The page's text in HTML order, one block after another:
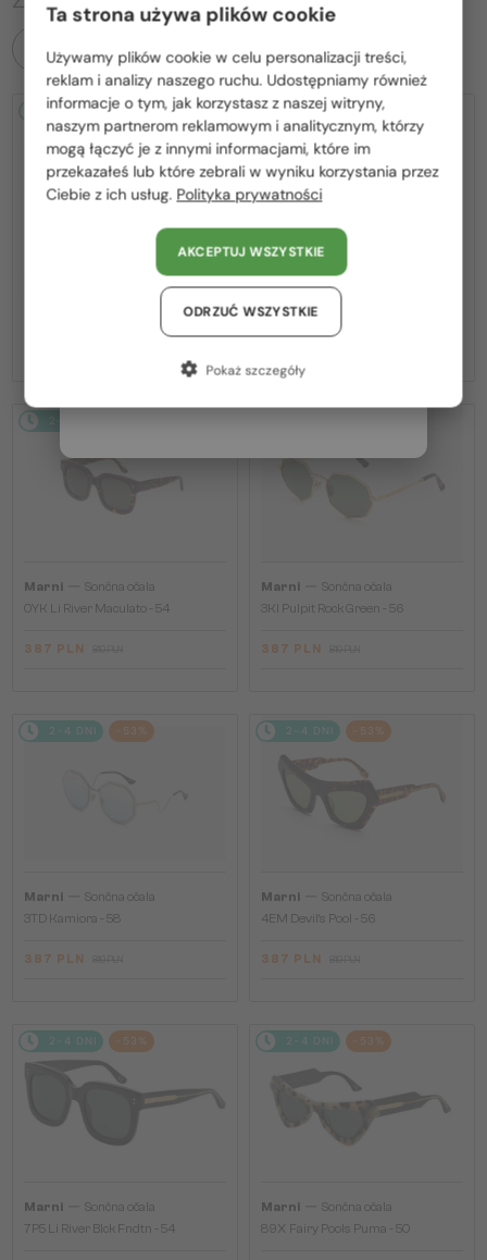
WSZYSTKIE PRODUKTY
2-4 DNI -53% 2-4 DNI -53%
Marni—Sončna očala
ME641S - 212 - 54
387 PLN 810 PLN
2-4 DNI
Marni
Sončna očala
0YK Li River Maculato - 54
387 PLN
Marni
Sončna očala
3KI Pulpit Rock Green - 56
387 PLN
2-4 DNI -53%
Marni
Sončna očala
3TD Kamiora - 58
387 PLN
2-4 DNI -53%
Marni
Sončna očala
4EM Devil's Pool - 56
387 PLN
2-4 DNI -53%
Marni
Sončna očala
7P5 Li River Blck Fndtn - 54
2-4 DNI -53%
Marni
Sončna očala
89X Fairy Pools Puma - 50
Proszę wybierz z listy odpowiedni dla Ciebie kraj:
Polska / PL
România / RO
Magyarország / HU
United Arab Emirates / EN
Austria / AT
Niemcy / DE
Włochy / IT
Ta strona używa plików cookie
Używamy plików cookie w celu personalizacji treści,
reklam i analizy naszego ruchu. Udostępniamy również
informacje o tym, jak korzystasz z naszej witryny,
naszym partnerom reklamowym i analitycznym, którzy
mogą łączyć je z innymi informacjami, które im
przekazałeś lub które zebrali w wyniku korzystania przez
Ciebie z ich usług. Polityka prywatności
AKCEPTUJ WSZYSTKIE
ODRZUĆ WSZYSTKIE
Pokaż szczegóły